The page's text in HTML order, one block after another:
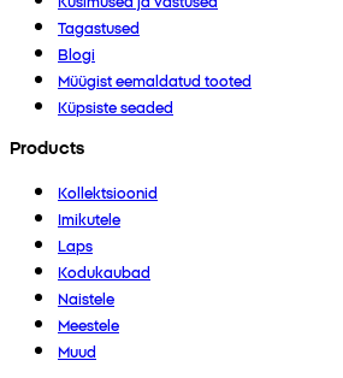
Tagastused
Blogi
Müügist eemaldatud tooted
Küpsiste seaded
Products
Kollektsioonid
Imikutele
Laps
Kodukaubad
Naistele
Meestele
Muud